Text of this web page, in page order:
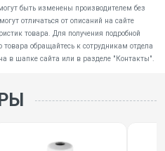
быть изменены производителем без
отличаться от описаний на сайте
товара. Для получения подробной
обращайтесь к сотрудникам отдела
в шапке сайта или в разделе "Контакты".